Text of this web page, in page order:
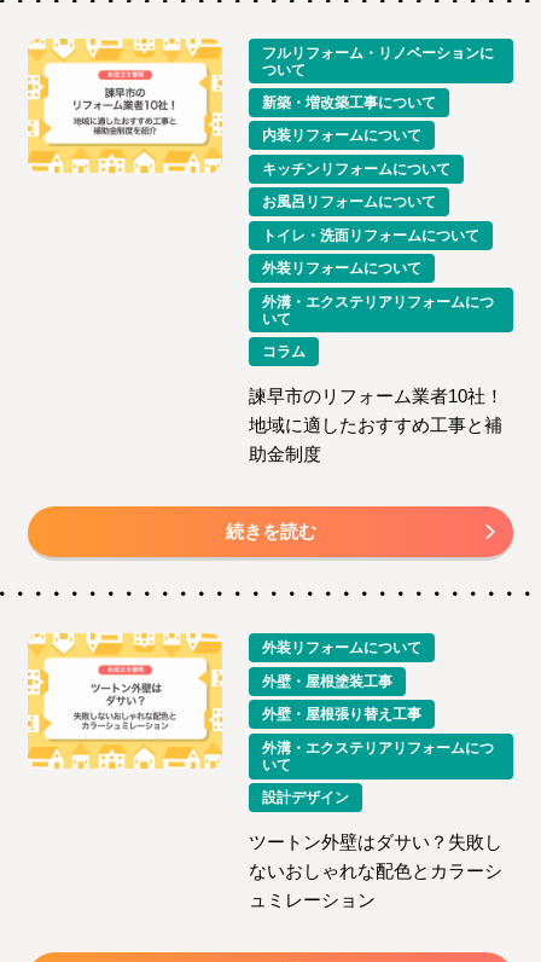
フルリフォーム・リノベーションに
ついて
新築・増改築工事について
内装リフォームについて
キッチンリフォームについて
お風呂リフォームについて
トイレ・洗面リフォームについて
外装リフォームについて
外溝・エクステリアリフォームにつ
いて
コラム
諫早市のリフォーム業者10社！
地域に適したおすすめ工事と補
助金制度
続きを読む
外装リフォームについて
外壁・屋根塗装工事
外壁・屋根張り替え工事
外溝・エクステリアリフォームにつ
いて
設計デザイン
ツートン外壁はダサい？失敗し
ないおしゃれな配色とカラーシ
ュミレーション